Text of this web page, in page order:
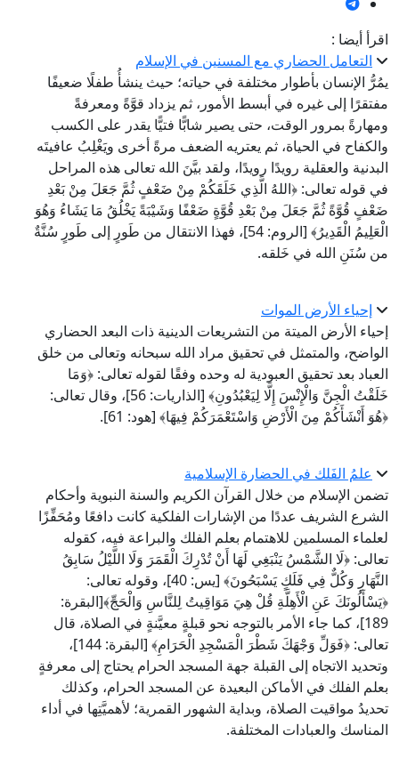
اقرأ أيضا :
التعامل الحضاري مع المسنين في الإسلام
يمُرُّ الإنسان بأطوار مختلفة في حياته؛ حيث ينشأُ طفلًا ضعيفًا
مفتقرًا إلى غيره في أبسط الأمور، ثم يزداد قوَّةً ومعرفةً
ومهارةً بمرور الوقت، حتى يصير شابًّا فتيًّا يقدر على الكسب
والكفاح في الحياة، ثم يعتريه الضعف مرةً أخرى ويَغْلِبُ عافيتَه
البدنية والعقلية رويدًا رويدًا، ولقد بيَّنَ الله تعالى هذه المراحل
في قوله تعالى: ﴿اللهُ الَّذِي خَلَقَكُمْ مِنْ ضَعْفٍ ثُمَّ جَعَلَ مِنْ بَعْدِ
ضَعْفٍ قُوَّةً ثُمَّ جَعَلَ مِنْ بَعْدِ قُوَّةٍ ضَعْفًا وَشَيْبَةً يَخْلُقُ مَا يَشَاءُ وَهُوَ
الْعَلِيمُ الْقَدِيرُ﴾ [الروم: 54]، فهذا الانتقال من طَورٍ إلى طَورٍ سُنَّةٌ
من سُنَنِ الله في خَلقه.
إحياء الأرض الموات
إحياء الأرض الميتة من التشريعات الدينية ذات البعد الحضاري
الواضح، والمتمثل في تحقيق مراد الله سبحانه وتعالى من خلق
العباد بعد تحقيق العبودية له وحده وفقًا لقوله تعالى: ﴿وَمَا
خَلَقْتُ الْجِنَّ وَالْإِنْسَ إِلَّا لِيَعْبُدُونِ﴾ [الذاريات: 56]، وقال تعالى:
﴿هُوَ أَنْشَأَكُمْ مِنَ الْأَرْضِ وَاسْتَعْمَرَكُمْ فِيهَا﴾ [هود: 61].
علمُ الفَلك في الحضارة الإسلامية
تضمن الإسلام من خلال القرآن الكريم والسنة النبوية وأحكام
الشرع الشريف عددًا من الإشارات الفلكية كانت دافعًا ومُحَفِّزًا
لعلماء المسلمين للاهتمام بعلم الفلك والبراعة فيه، كقوله
تعالى: ﴿لَا الشَّمْسُ يَنْبَغِي لَهَا أَنْ تُدْرِكَ الْقَمَرَ وَلَا اللَّيْلُ سَابِقُ
النَّهَارِ وَكُلٌّ فِي فَلَكٍ يَسْبَحُونَ﴾ [يس: 40]، وقوله تعالى:
﴿يَسْأَلُونَكَ عَنِ الْأَهِلَّةِ قُلْ هِيَ مَوَاقِيتُ لِلنَّاسِ وَالْحَجِّ﴾[البقرة:
189]، كما جاء الأمر بالتوجه نحو قبلةٍ معيَّنةٍ في الصلاة، قال
تعالى: ﴿فَوَلِّ وَجْهَكَ شَطْرَ الْمَسْجِدِ الْحَرَامِ﴾ [البقرة: 144]،
وتحديد الاتجاه إلى القبلة جهة المسجد الحرام يحتاج إلى معرفةٍ
بعلم الفلك في الأماكن البعيدة عن المسجد الحرام، وكذلك
تحديدُ مواقيت الصلاة، وبداية الشهور القمرية؛ لأهميَّتِها في أداء
المناسك والعبادات المختلفة.